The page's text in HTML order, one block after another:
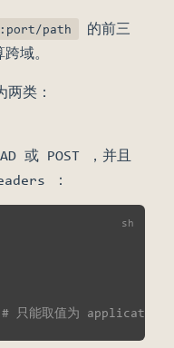
path
的前三
域。
类：
或 POST ，并且
：
# 只能取值为